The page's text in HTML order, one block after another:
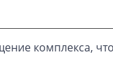
комплекса,